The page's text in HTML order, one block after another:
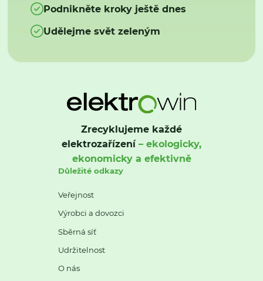
Podnikněte kroky ještě dnes
Udělejme svět zeleným
Zrecyklujeme každé
elektrozařízení– ekologicky,
ekonomicky a efektivně
Důležité odkazy
Veřejnost
Výrobci a dovozci
Sběrná síť
Udržitelnost
O nás